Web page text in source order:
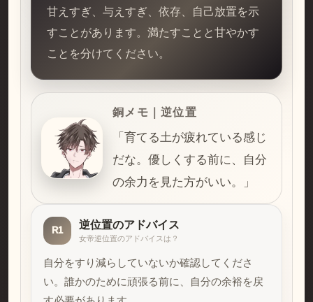
甘えすぎ、与えすぎ、依存、自己放置を示
すことがあります。満たすことと甘やかす
ことを分けてください。
銅メモ｜逆位置
「育てる土が疲れている感じ
だな。優しくする前に、自分
の余力を見た方がいい。」
R1 逆位置のアドバイス
女帝逆位置のアドバイスは？
自分をすり減らしていないか確認してくださ
い。誰かのために頑張る前に、自分の余裕を戻